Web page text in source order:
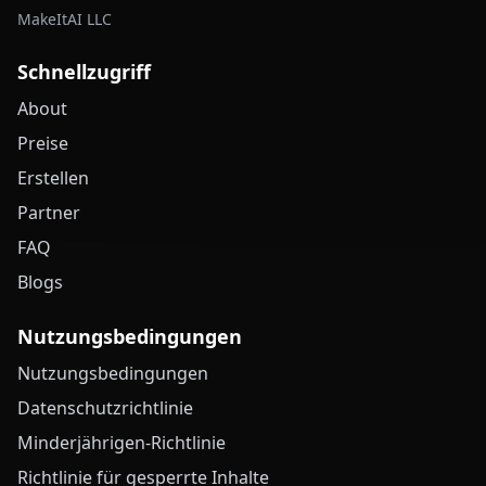
MakeItAI LLC
Schnellzugriff
About
Preise
Erstellen
Partner
FAQ
Blogs
Nutzungsbedingungen
Nutzungsbedingungen
Datenschutzrichtlinie
Minderjährigen-Richtlinie
Richtlinie für gesperrte Inhalte